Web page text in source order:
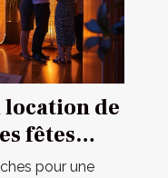
location de
fêtes
pour une